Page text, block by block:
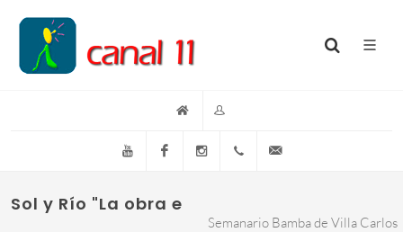
YouTube FacebookInstagram(+54)(9)3548-576073
Sol y Río "La obra es ilegal"
Semanario Bamba de Villa Carlos